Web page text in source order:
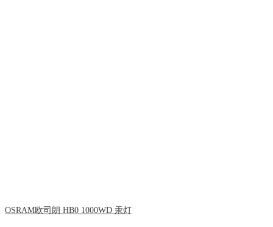
OSRAM欧司朗 HB0 1000WD 汞灯